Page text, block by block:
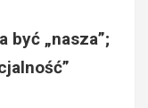
być „nasza”;